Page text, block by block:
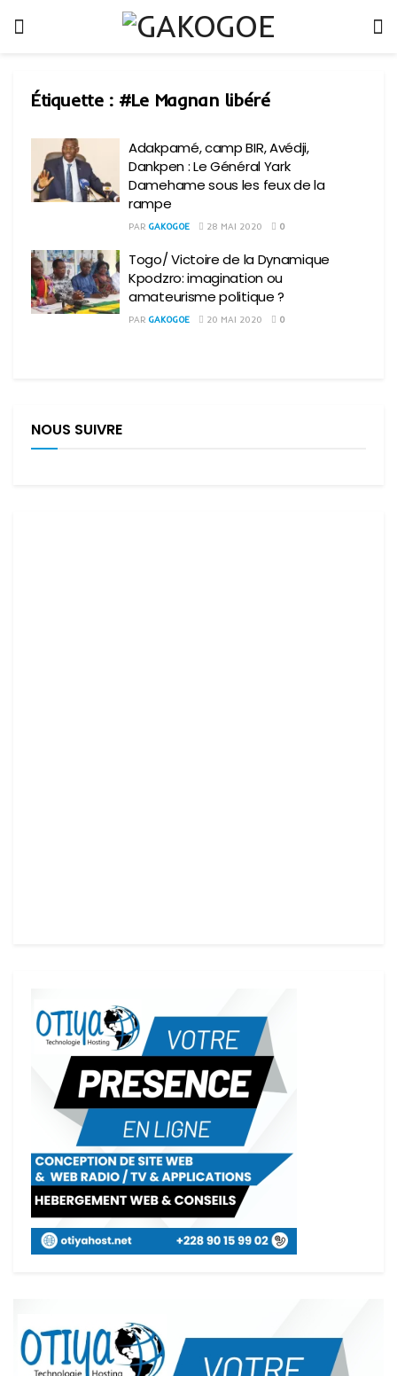
Étiquette : #Le Magnan libéré
Adakpamé, camp BIR, Avédji,
Dankpen : Le Général Yark
Damehame sous les feux de la
rampe
PAR GAKOGOE 28 MAI 2020 0
Togo/ Victoire de la Dynamique
Kpodzro: imagination ou
amateurisme politique ?
PAR GAKOGOE 20 MAI 2020 0
NOUS SUIVRE